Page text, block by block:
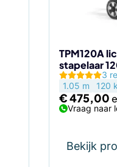
TPM120A
stapelaar
3
1.05 m
120
€475,00
Vraag naar
Bekijk